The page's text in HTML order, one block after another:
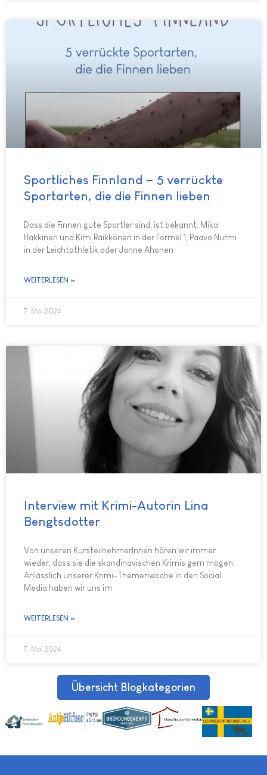
Sportliches Finnland – 5 verrückte
Sportarten, die die Finnen lieben
Dass die Finnen gute Sportler sind, ist bekannt. Mika
Häkkinen und Kimi Räikkönen in der Formel 1, Paavo Nurmi
in der Leichtathletik oder Janne Ahonen
WEITERLESEN »
7. Mai 2024
Interview mit Krimi-Autorin Lina
Bengtsdotter
Von unseren KursteilnehmerInnen hören wir immer
wieder, dass sie die skandinavischen Krimis gern mögen.
Anlässlich unserer Krimi-Themenwoche in den Social
Media haben wir uns im
WEITERLESEN »
7. Mai 2024
Übersicht Blogkategorien